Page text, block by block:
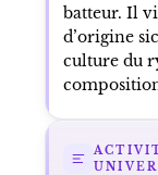
batteur. Il
d’origine
culture du